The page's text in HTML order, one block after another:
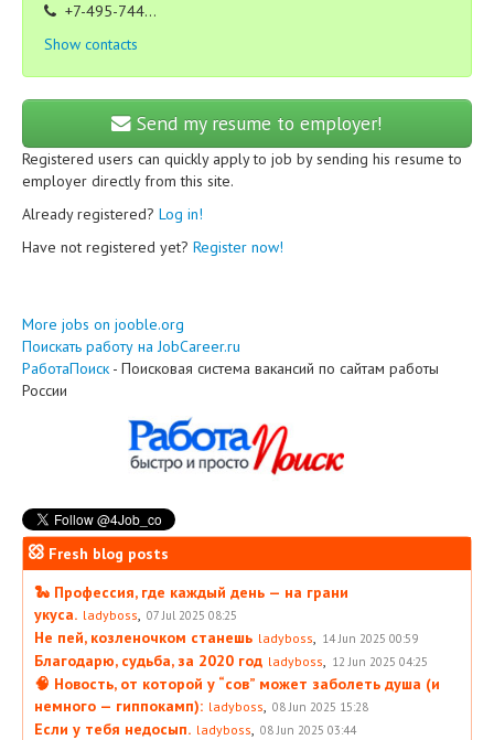
+7-495-744...
Show contacts
Send my resume to employer!
Registered users can quickly apply to job by sending his resume to
employer directly from this site.
Already registered? Log in!
Have not registered yet? Register now!
More jobs on jooble.org
Поискать работу на JobCareer.ru
РаботаПоиск - Поисковая система вакансий по сайтам работы
России
Fresh blog posts
🐍 Профессия, где каждый день — на грани
укуса. ladyboss 07 Jul 2025 08:25
Не пей, козленочком станешь ladyboss 14 Jun 2025 00:59
Благодарю, судьба, за 2020 год ladyboss 12 Jun 2025 04:25
🧠 Новость, от которой у “сов” может заболеть душа (и
немного — гиппокамп): ladyboss 08 Jun 2025 15:28
Если у тебя недосып. ladyboss 08 Jun 2025 03:44